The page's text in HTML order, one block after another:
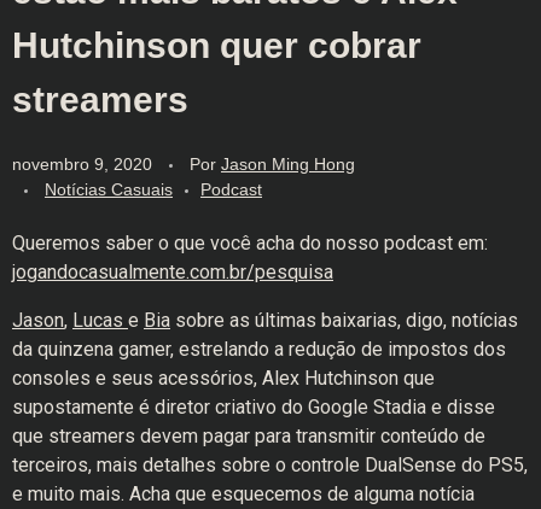
Hutchinson quer cobrar
streamers
novembro 9, 2020 Por Jason Ming Hong
Notícias Casuais
Podcast
Queremos saber o que você acha do nosso podcast em:
jogandocasualmente.com.br/pesquisa
Jason, Lucas e Bia sobre as últimas baixarias, digo, notícias
da quinzena gamer, estrelando a redução de impostos dos
consoles e seus acessórios, Alex Hutchinson que
supostamente é diretor criativo do Google Stadia e disse
que streamers devem pagar para transmitir conteúdo de
terceiros, mais detalhes sobre o controle DualSense do PS5,
e muito mais. Acha que esquecemos de alguma notícia